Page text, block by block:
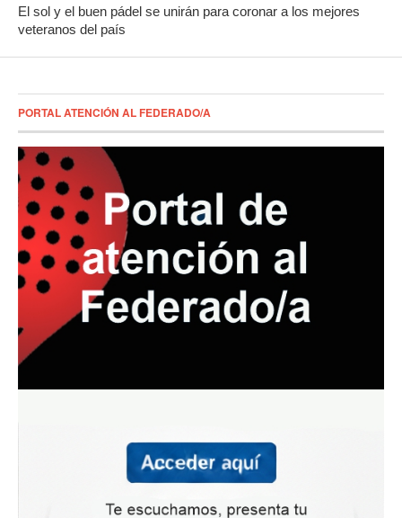
El sol y el buen pádel se unirán para coronar a los mejores
veteranos del país
PORTAL ATENCIÓN AL FEDERADO/A